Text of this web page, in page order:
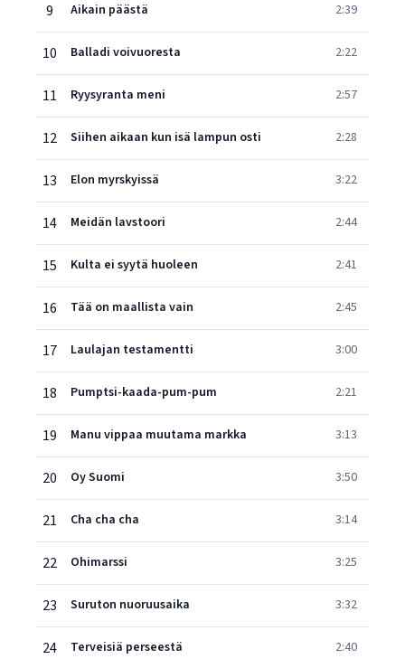
9 Aikain päästä 2:39
10 Balladi voivuoresta 2:22
11 Ryysyranta meni 2:57
12 Siihen aikaan kun isä lampun osti 2:28
13 Elon myrskyissä 3:22
14 Meidän lavstoori 2:44
15 Kulta ei syytä huoleen 2:41
16 Tää on maallista vain 2:45
17 Laulajan testamentti 3:00
18 Pumptsi-kaada-pum-pum 2:21
19 Manu vippaa muutama markka 3:13
20 Oy Suomi 3:50
21 Cha cha cha 3:14
22 Ohimarssi 3:25
23 Suruton nuoruusaika 3:32
24 Terveisiä perseestä 2:40